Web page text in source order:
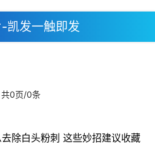
凯发一触即发
共0页/0条
去除白头粉刺 这些妙招建议收藏